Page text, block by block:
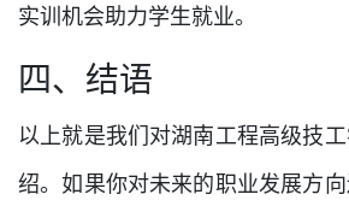
实训机会助力学生就业。
四、结语
以上就是我们对湖南工程高级技
绍。如果你对未来的职业发展方向